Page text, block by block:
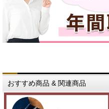
おすすめ商品 & 関連商品